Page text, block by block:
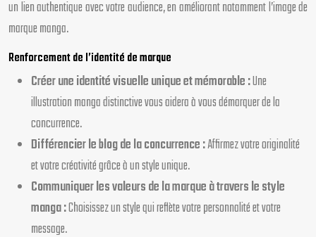
un lien authentique avec votre audience, en améliorant notamment l’image de
marque manga.
Renforcement de l’identité de marque
Créer une identité visuelle unique et mémorable :Une
illustration manga distinctive vous aidera à vous démarquer de la
concurrence.
Différencier le blog de la concurrence :Affirmez votre originalité
et votre créativité grâce à un style unique.
Communiquer les valeurs de la marque à travers le style
manga :Choisissez un style qui reflète votre personnalité et votre
message.